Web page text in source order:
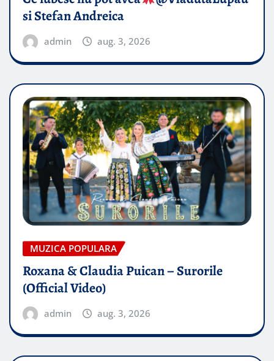
si Stefan Andreica
admin aug. 3, 2026
MUZICA POPULARA
Roxana & Claudia Puican – Surorile
(Official Video)
admin aug. 3, 2026